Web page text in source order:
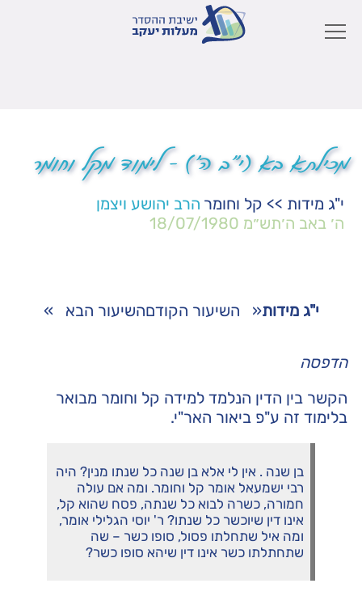
מכילתא בא (י"ב ה') – לימוד מקל וחומר
י"ג מידות >> קל וחומר הרב יהושע ויצמן
ה׳ באב ה׳תש״מ 18/07/1980
י"ג מידות« השיעור הקודםהשיעור הבא »
הדפסה
הקשר בין הדין הנלמד למידה קל וחומר מבואר
בלימוד זה ע"פ ביאור האר"י.
בן שנה . אין לי אלא בן שנה כל שנתו מנין? היה
רבי ישמעאל אומר קל וחומר. ומה אם עולה
חמורה, כשרה לבוא כל שנתה, פסח שהוא קל,
אינו דין שיוכשר כל שנתו? ר' יוסי הגלילי אומר,
ומה איל שתחלתו פסול, סופו כשר – שה
שתחתלתו כשר אינו דין שיהא סופו כשר?